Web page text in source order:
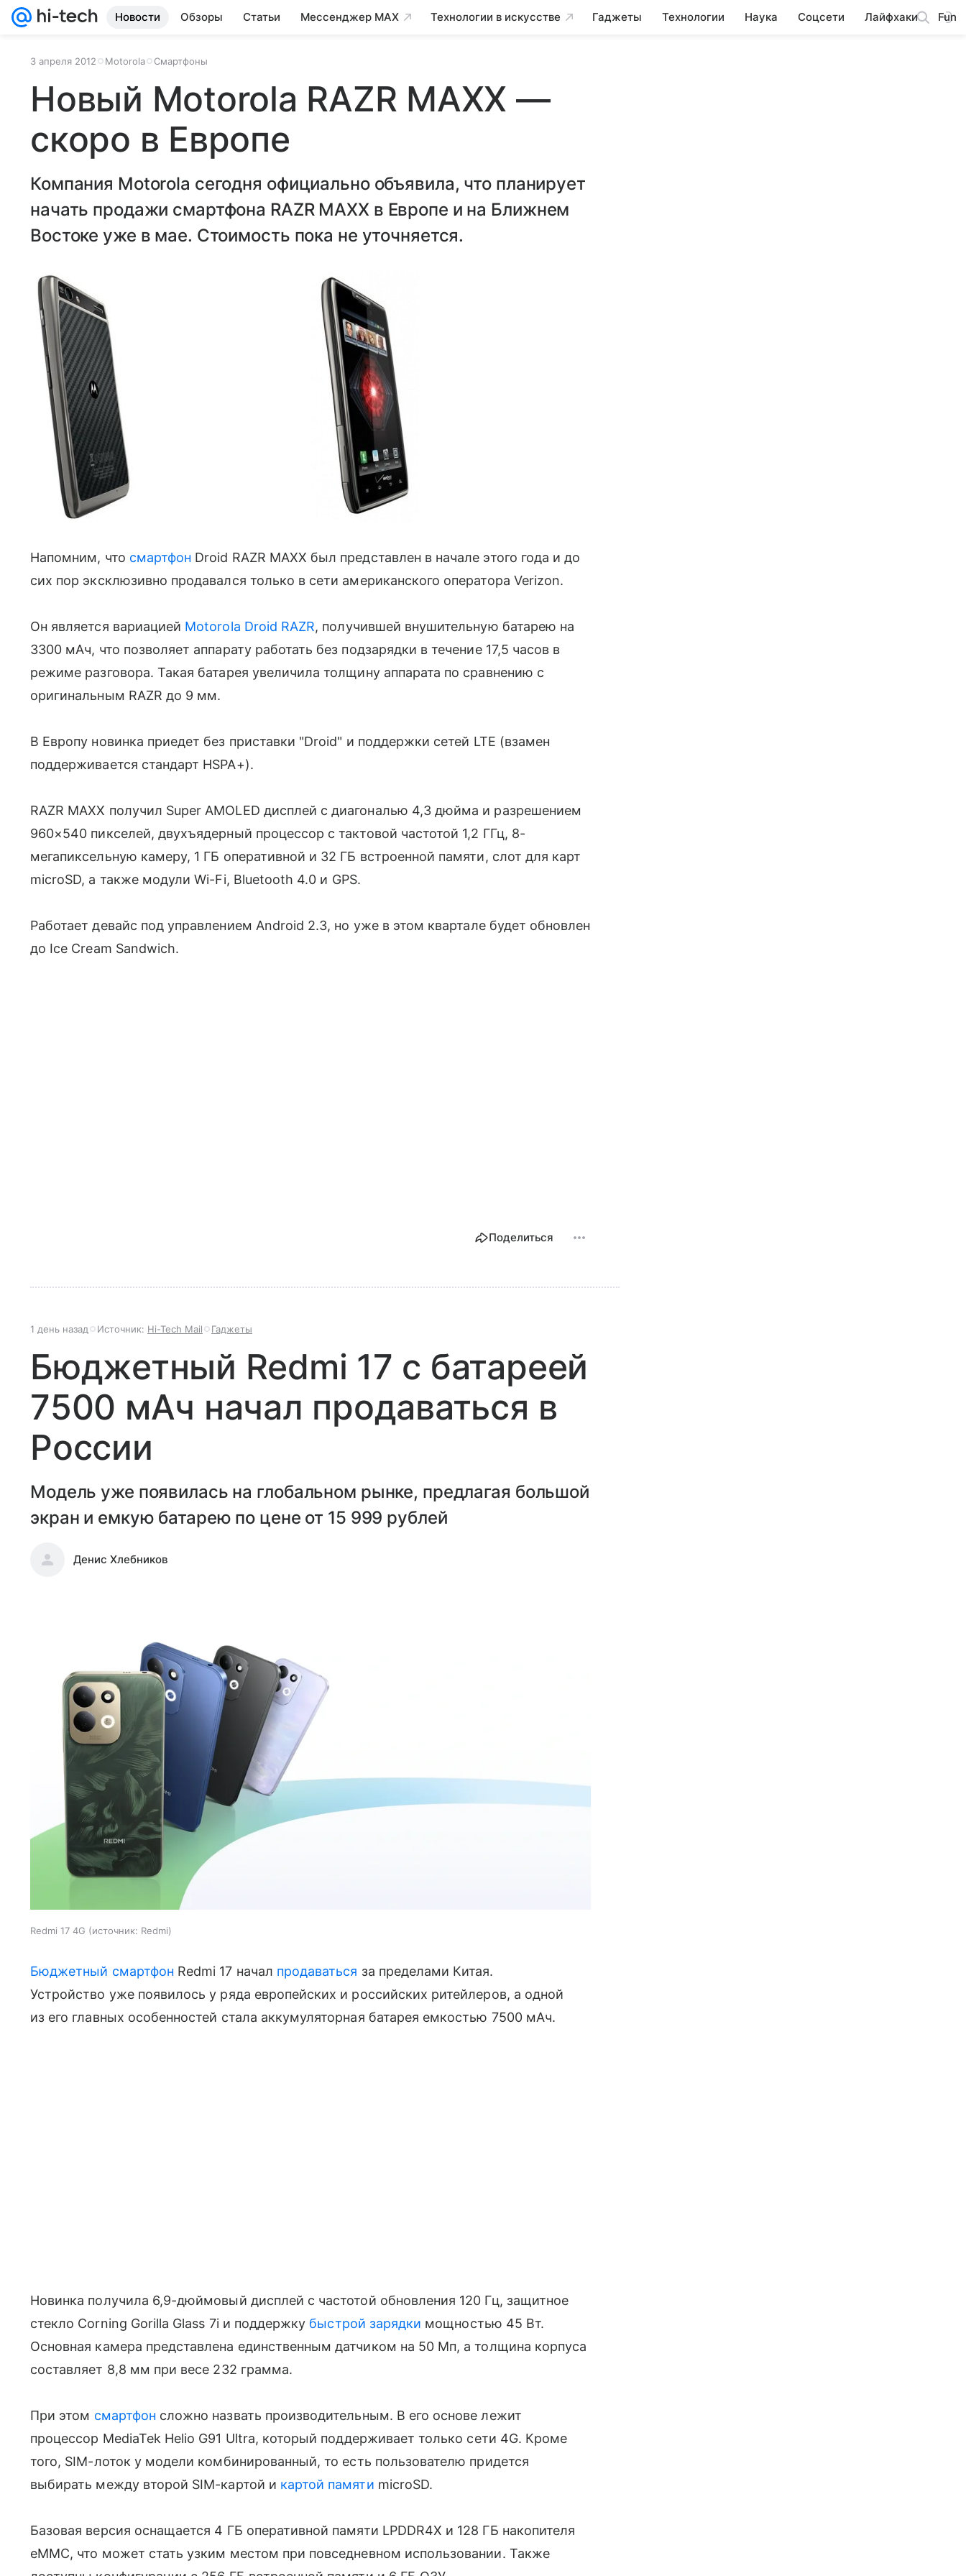
Новости Обзоры Статьи Мессенджер MAX Технологии в искусстве Гаджеты Технологии Наука Соцсети Лайфхаки Fun
3 апреля 2012 Motorola Смартфоны
Новый Motorola RAZR MAXX —
скоро в Европе
Компания Motorola сегодня официально объявила, что планирует
начать продажи смартфона RAZR MAXX в Европе и на Ближнем
Востоке уже в мае. Стоимость пока не уточняется.
Напомним, что смартфон Droid RAZR MAXX был представлен в начале этого года и до
сих пор эксклюзивно продавался только в сети американского оператора Verizon.
Он является вариацией Motorola Droid RAZR, получившей внушительную батарею на
3300 мАч, что позволяет аппарату работать без подзарядки в течение 17,5 часов в
режиме разговора. Такая батарея увеличила толщину аппарата по сравнению с
оригинальным RAZR до 9 мм.
В Европу новинка приедет без приставки "Droid" и поддержки сетей LTE (взамен
поддерживается стандарт HSPA+).
RAZR MAXX получил Super AMOLED дисплей с диагональю 4,3 дюйма и разрешением
960×540 пикселей, двухъядерный процессор с тактовой частотой 1,2 ГГц, 8-
мегапиксельную камеру, 1 ГБ оперативной и 32 ГБ встроенной памяти, слот для карт
microSD, а также модули Wi-Fi, Bluetooth 4.0 и GPS.
Работает девайс под управлением Android 2.3, но уже в этом квартале будет обновлен
до Ice Cream Sandwich.
Поделиться
1 день назад Источник: Hi-Tech Mail Гаджеты
Бюджетный Redmi 17 с батареей
7500 мАч начал продаваться в
России
Модель уже появилась на глобальном рынке, предлагая большой
экран и емкую батарею по цене от 15 999 рублей
Денис Хлебников
Redmi 17 4G источник: Redmi
Бюджетный смартфон Redmi 17 начал продаваться за пределами Китая.
Устройство уже появилось у ряда европейских и российских ритейлеров, а одной
из его главных особенностей стала аккумуляторная батарея емкостью 7500 мАч.
Новинка получила 6,9-дюймовый дисплей с частотой обновления 120 Гц, защитное
стекло Corning Gorilla Glass 7i и поддержку быстрой зарядки мощностью 45 Вт.
Основная камера представлена единственным датчиком на 50 Мп, а толщина корпуса
составляет 8,8 мм при весе 232 грамма.
При этом смартфон сложно назвать производительным. В его основе лежит
процессор MediaTek Helio G91 Ultra, который поддерживает только сети 4G. Кроме
того, SIM-лоток у модели комбинированный, то есть пользователю придется
выбирать между второй SIM-картой и картой памяти microSD.
Базовая версия оснащается 4 ГБ оперативной памяти LPDDR4X и 128 ГБ накопителя
eMMC, что может стать узким местом при повседневном использовании. Также